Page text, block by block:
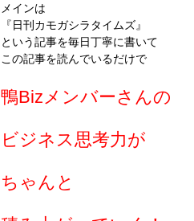
メインは
『日刊カモガシラタイムズ』
という記事を毎日丁寧に書いて
この記事を読んでいるだけで
鴨Bizメンバーさんの
ビジネス思考力が
ちゃんと